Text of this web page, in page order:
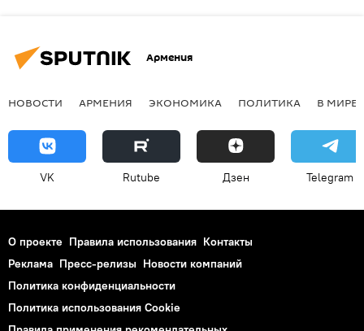
Армения
НОВОСТИ АРМЕНИЯ ЭКОНОМИКА ПОЛИТИКА В МИРЕ
VK Rutube Дзен Telegram
О проекте Правила использования Контакты
Реклама Пресс-релизы Новости компаний
Политика конфиденциальности
Политика использования Cookie